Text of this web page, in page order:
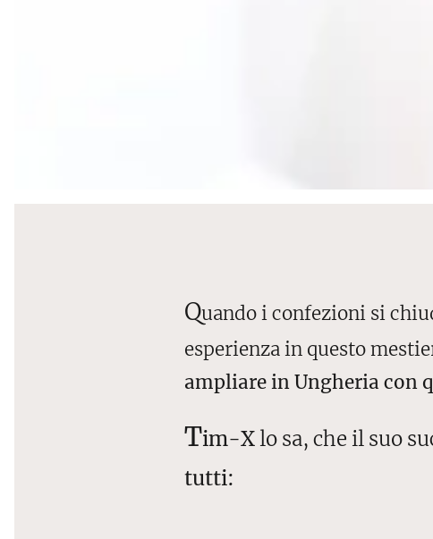
Quando i confezioni si
esperienza in questo
ampliare in Ungheria con
Tim-Xlo sa, che il suo
tutti: